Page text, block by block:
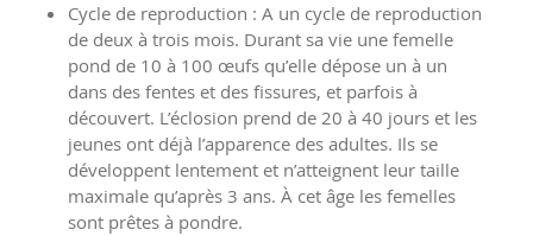
Cycle de reproduction : A un cycle de reproduction
de deux à trois mois. Durant sa vie une femelle
pond de 10 à 100 œufs qu’elle dépose un à un
dans des fentes et des fissures, et parfois à
découvert. L’éclosion prend de 20 à 40 jours et les
jeunes ont déjà l’apparence des adultes. Ils se
développent lentement et n’atteignent leur taille
maximale qu’après 3 ans. À cet âge les femelles
sont prêtes à pondre.